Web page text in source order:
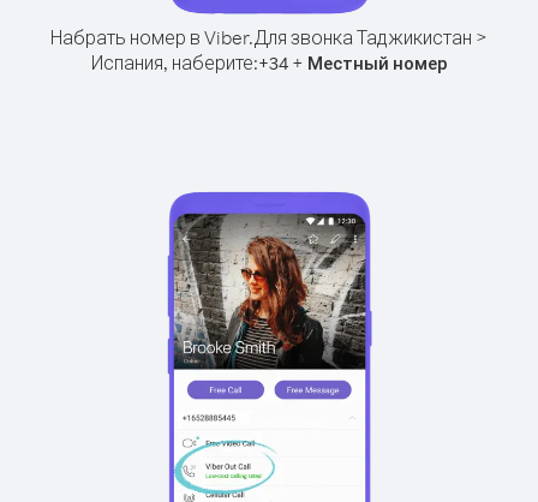
Набрать номер в Viber.Для звонка Таджикистан >
Испания, наберите:+34+ Местный номер